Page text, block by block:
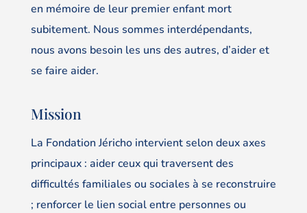
en mémoire de leur premier enfant mort
subitement. Nous sommes interdépendants,
nous avons besoin les uns des autres, d’aider et
se faire aider.
Mission
La Fondation Jéricho intervient selon deux axes
principaux : aider ceux qui traversent des
difficultés familiales ou sociales à se reconstruire
; renforcer le lien social entre personnes ou